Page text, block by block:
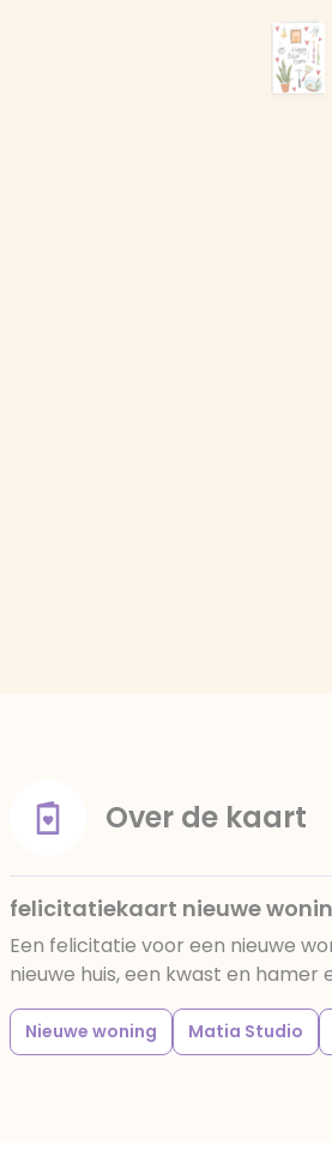
Over de kaart
felicitatiekaart nieuwe
Een felicitatie voor een nieuwe
nieuwe huis, een kwast en
Nieuwe woning Matia Studio